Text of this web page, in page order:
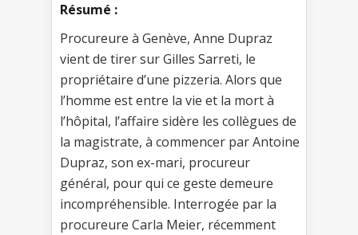
Résumé :
Procureure à Genève, Anne Dupraz
vient de tirer sur Gilles Sarreti, le
propriétaire d’une pizzeria. Alors que
l’homme est entre la vie et la mort à
l’hôpital, l’affaire sidère les collègues de
la magistrate, à commencer par Antoine
Dupraz, son ex-mari, procureur
général, pour qui ce geste demeure
incompréhensible. Interrogée par la
procureure Carla Meier, récemment